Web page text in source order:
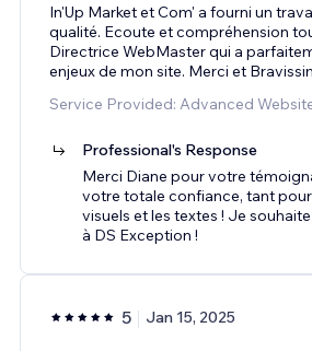
In'Up Market et Com' a fourni un
qualité. Ecoute et compréhension
Directrice WebMaster qui a
enjeux de mon site. Merci et
Service Provided: Advanced
Professional's Response
Merci Diane pour votre
votre totale confiance, tant pour
visuels et les textes ! Je
à DS Exception !
5 Jan 15, 2025